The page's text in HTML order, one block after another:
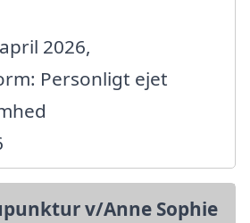
2026,
Personligt ejet
v/Anne Sophie